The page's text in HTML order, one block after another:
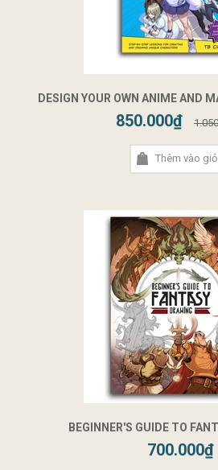
DESIGN YOUR OWN ANIME AND
850.000₫
Thêm vào giỏ
BEGINNER'S GUIDE TO
700.000₫